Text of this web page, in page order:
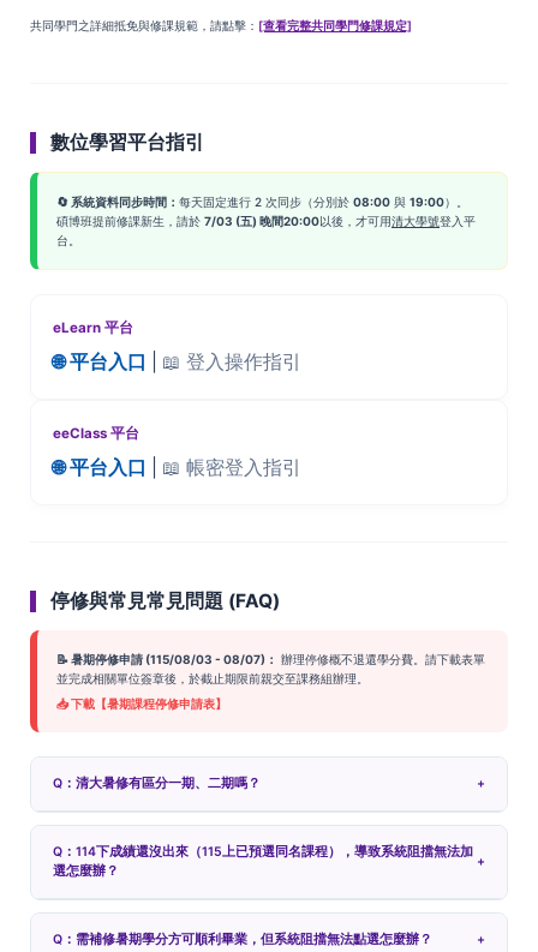
共同學門之詳細抵免與修課規範，請點擊： [查看完整共同學門修課規定]
數位學習平台指引
🔄 系統資料同步時間： 每天固定進行 2 次同步（分別於 08:00 與 19:00）。
碩博班提前修課新生，請於 7/03 (五) 晚間20:00以後，才可用清大學號登入平
台。
eLearn 平台
🌐 平台入口 📖 登入操作指引
eeClass 平台
🌐 平台入口 📖 帳密登入指引
停修與常見常見問題 (FAQ)
📝 暑期停修申請 (115/08/03 - 08/07)： 辦理停修概不退還學分費。請下載表單
並完成相關單位簽章後，於截止期限前親交至課務組辦理。
📥 下載【暑期課程停修申請表】
Q：清大暑修有區分一期、二期嗎？ +
Q：114下成績還沒出來（115上已預選同名課程），導致系統阻擋無法加
選怎麼辦？
+
Q：需補修暑期學分方可順利畢業，但系統阻擋無法點選怎麼辦？ +